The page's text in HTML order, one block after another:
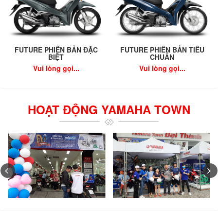
FUTURE PHIÊN BẢN ĐẶC
BIỆT
Vui lòng gọi...
FUTURE PHIÊN BẢN TIÊU
CHUẨN
Vui lòng gọi...
HOẠT ĐỘNG YAMAHA TOWN